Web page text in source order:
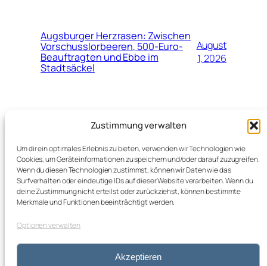
Zustimmung verwalten
Um dir ein optimales Erlebnis zu bieten, verwenden wir Technologien wie
Cookies, um Geräteinformationen zu speichern und/oder darauf zuzugreifen.
Wenn du diesen Technologien zustimmst, können wir Daten wie das
Surfverhalten oder eindeutige IDs auf dieser Website verarbeiten. Wenn du
deine Zustimmung nicht erteilst oder zurückziehst, können bestimmte
Merkmale und Funktionen beeinträchtigt werden.
Optionen verwalten
Akzeptieren
Augsburger Herzrasen: Zwischen
Vorschusslorbeeren, 500-Euro-
Beauftragten und Ebbe im
Stadtsäckel
August
1, 2026
Neuer Top-Job für Marinko Jurendić
beim Schweizerischen
Fussballverband (SFV)
2026
kleos blog
Impressum